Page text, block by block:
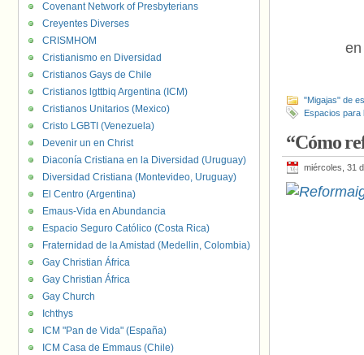
"Migajas" de
Espacios para
“Cómo
miércoles, 31
Covenant Network of Presbyterians
Creyentes Diverses
CRISMHOM
Cristianismo en Diversidad
Cristianos Gays de Chile
Cristianos lgttbiq Argentina (ICM)
Cristianos Unitarios (Mexico)
Cristo LGBTI (Venezuela)
Devenir un en Christ
Diaconía Cristiana en la Diversidad (Uruguay)
Diversidad Cristiana (Montevideo, Uruguay)
El Centro (Argentina)
Emaus-Vida en Abundancia
Espacio Seguro Católico (Costa Rica)
Fraternidad de la Amistad (Medellin, Colombia)
Gay Christian África
Gay Christian África
Gay Church
Ichthys
ICM "Pan de Vida" (España)
ICM Casa de Emmaus (Chile)